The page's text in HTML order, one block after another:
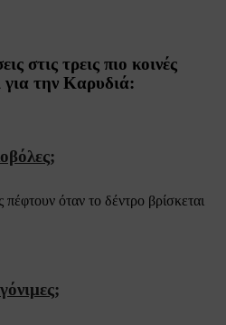
στις τρεις πιο κοινές
για την Καρυδιά:
όταν το δέντρο βρίσκεται